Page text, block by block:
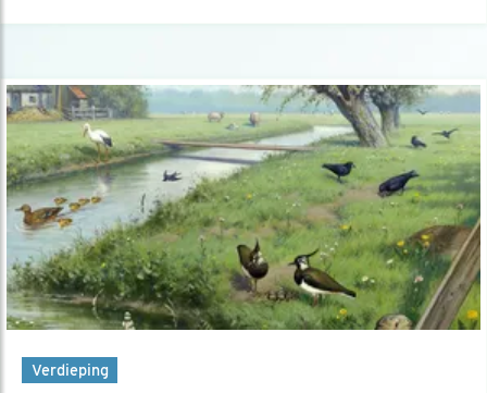
Verdieping